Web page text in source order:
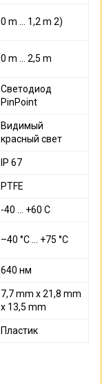
0 m ... 1,2 m 2)
0 m ... 2,5 m
Светодиод
PinPoint
Видимый
красный свет
IP 67
PTFE
-40 ... +60 С
–40 °C ... +75 °C
640 нм
7,7 mm x 21,8 mm
x 13,5 mm
Пластик